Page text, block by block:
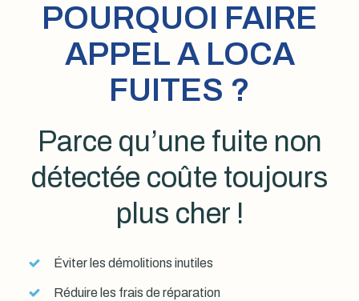
POURQUOI FAIRE
APPEL A LOCA
FUITES ?
Parce qu’une fuite non
détectée coûte toujours
plus cher !
Éviter les démolitions inutiles
Réduire les frais de réparation